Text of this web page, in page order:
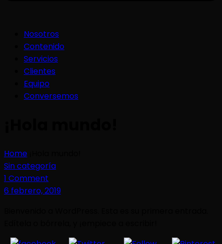
Nosotros
Contenido
Servicios
Clientes
Equipo
Conversemos
Home
Sin categoría
1 Comment
6 febrero, 2019